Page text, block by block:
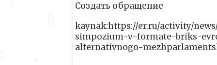
Создать обращение
kaynak:https://er.ru/activity/
simpozium-v-formate-briks-
alternativnogo-